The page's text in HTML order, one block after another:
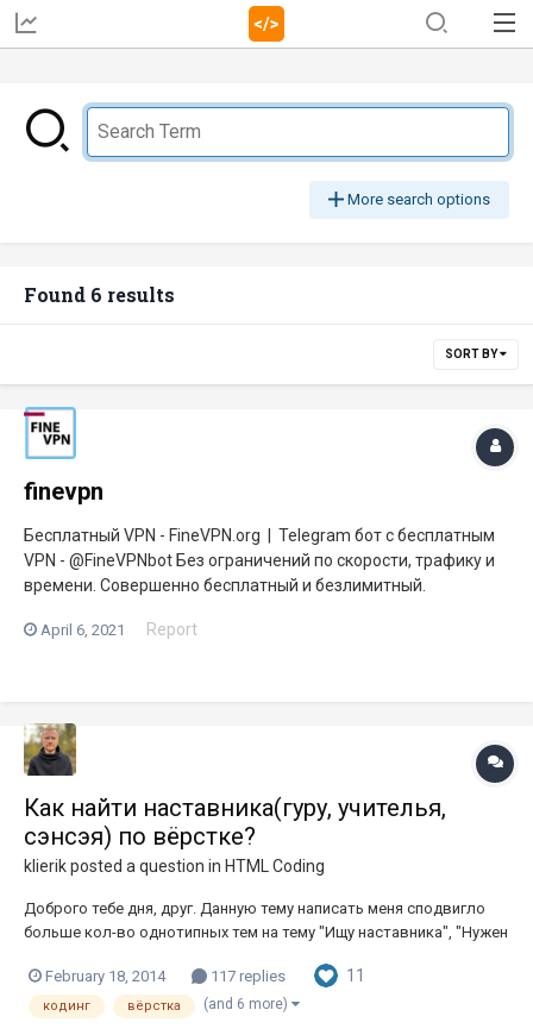
More search options
Found 6 results
SORT BY
finevpn
Бесплатный VPN - FineVPN.org | Telegram бот c бесплатным
VPN - @FineVPNbot Без ограничений по скорости, трафику и
времени. Совершенно бесплатный и безлимитный.
April 6, 2021 Report
Как найти наставника(гуру, учителья,
сэнсэя) по вёрстке?
klierikposted a question in HTML Coding
Доброго тебе дня, друг. Данную тему написать меня сподвигло
больше кол-во однотипных тем на тему "Ищу наставника", "Нужен
верстальщика" от автора Максима Усачева, в которой он
делится своим безценным жизненным опытом. Я постараюсь п...
February 18, 2014 117 replies 11
кодинг вёрстка (and 6 more)